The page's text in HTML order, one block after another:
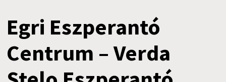
content
Egri Eszperantó
Centrum – Verda